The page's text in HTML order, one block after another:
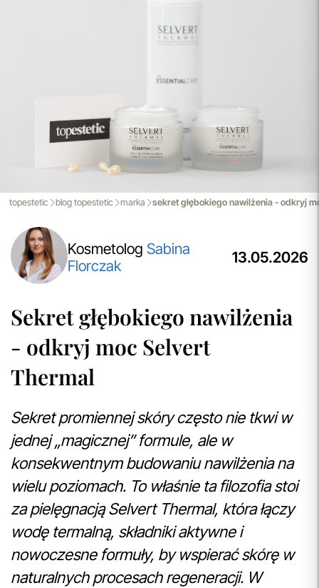
Korzystanie ze Sklepu Internetowego lub Konta po tym
Naszym celem jest zapewnienie błyskawicznej i
efektywnej realizacji zamówień w naszym sklepie. Dzięki
nowoczesnemu magazynowi oraz zaawansowanym
technologicznie systemom IT, zamówienia są zazwyczaj
wysyłane i dostarczane w ciągu zaledwie24 godzin
momentu złożenia.
przeczytaj więcej
topestetic blog topestetic marka sekret głębokiego nawilżenia - odkryj
Kosmetolog Sabina
Florczak
13.05.2026
Sekret głębokiego nawilżenia
- odkryj moc Selvert
Thermal
Sekret promiennej skóry często nie tkwi w
jednej „magicznej” formule, ale w
konsekwentnym budowaniu nawilżenia na
wielu poziomach. To właśnie ta filozofia stoi
za pielęgnacją Selvert Thermal, która łączy
wodę termalną, składniki aktywne i
nowoczesne formuły, by wspierać skórę w
naturalnych procesach regeneracji. W